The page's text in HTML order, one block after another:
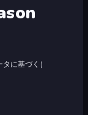
に基づく )